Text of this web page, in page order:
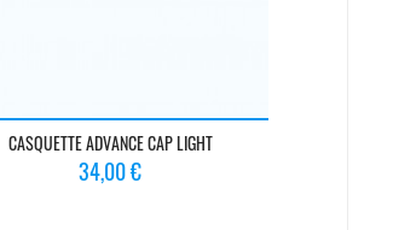
CASQUETTE ADVANCE CAP LIGHT
Prix
34,00 €